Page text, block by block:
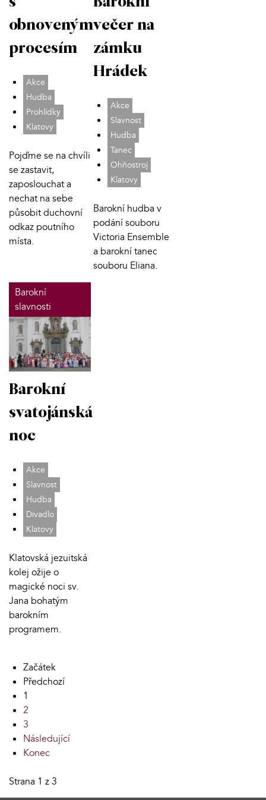
obnoveným
procesím
Akce
Hudba
Prohlídky
Klatovy
Pojďme se na chvíli
se zastavit,
zaposlouchat a
nechat na sebe
působit duchovní
odkaz poutního
místa.
večer na
zámku
Hrádek
Akce
Slavnost
Hudba
Tanec
Ohňostroj
Klatovy
Barokní hudba v
podání souboru
Victoria Ensemble
a barokní tanec
souboru Eliana.
Barokní
slavnosti
Barokní
svatojánská
noc
Akce
Slavnost
Hudba
Divadlo
Klatovy
Klatovská jezuitská
kolej ožije o
magické noci sv.
Jana bohatým
barokním
programem.
Začátek
Předchozí
1
2
3
Následující
Konec
Strana 1 z 3